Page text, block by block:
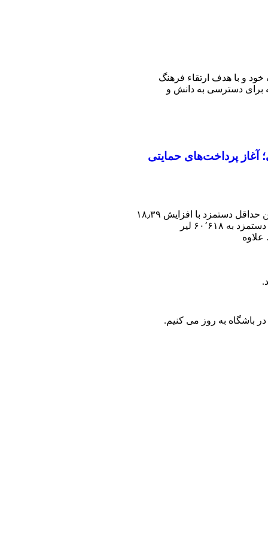
خود و با هدف ارتقاء فرهنگ
برای دسترسی به دانش و
پرداخت‌های حمایتی
وزیر کار، هاسیپ‌اوغلو، اعلام کرد کمیسیون تعیین حداقل دستمزد با افزایش ۱۸٫۳۹
درصدی موافقت کرده است؛ به‌طوری‌که حداقل دستمزد به ۶۰٬۶۱۸ لیر
باشگاه به روز می کنیم.